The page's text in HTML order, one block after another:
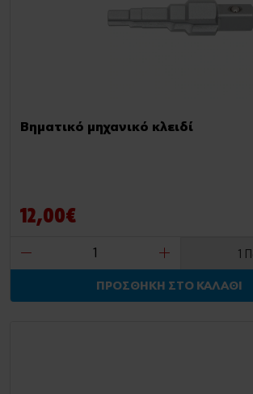
Βηματικό μηχανικό κλειδί
12,00€
1
ΠΡΟΣΘΗΚΗ ΣΤΟ ΚΑΛΑΘΙ